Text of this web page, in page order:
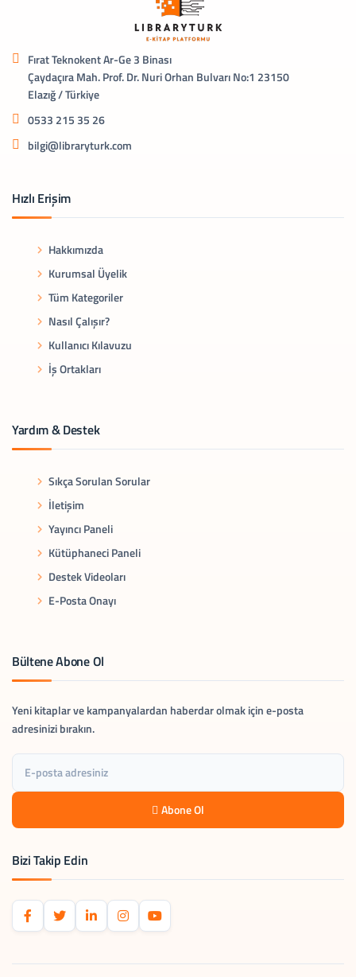
Fırat Teknokent Ar-Ge 3 Binası
Çaydaçıra Mah. Prof. Dr. Nuri Orhan Bulvarı No:1 23150
Elazığ / Türkiye
0533 215 35 26
bilgi@libraryturk.com
Hızlı Erişim
Hakkımızda
Kurumsal Üyelik
Tüm Kategoriler
Nasıl Çalışır?
Kullanıcı Kılavuzu
İş Ortakları
Yardım & Destek
Sıkça Sorulan Sorular
İletişim
Yayıncı Paneli
Kütüphaneci Paneli
Destek Videoları
E-Posta Onayı
Bültene Abone Ol
Yeni kitaplar ve kampanyalardan haberdar olmak için e-posta
adresinizi bırakın.
Abone Ol
Bizi Takip Edin